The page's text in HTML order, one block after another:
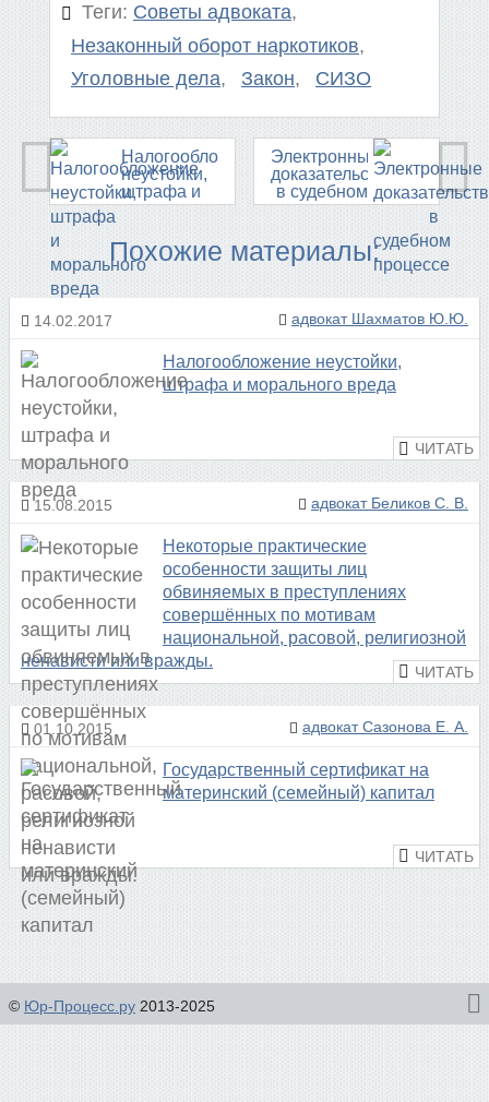
советы адвоката
незаконный оборот наркотиков
уголовные дела
закон СИЗО
Налогообложение
неустойки,
штрафа и
морального
Электронные
доказательства
в судебном
процессе
Похожие материалы:
14.02.2017 адвокат Шахматов Ю.Ю.
Налогообложение неустойки,
штрафа и морального вреда
15.08.2015 адвокат Беликов С. В.
Некоторые практические
особенности защиты лиц
обвиняемых в преступлениях
совершённых по мотивам
национальной, расовой, религиозной
ненависти или вражды.
01.10.2015 адвокат Сазонова Е. А.
Государственный сертификат на
материнский (семейный) капитал
© Юр-Процесс.ру 2013-2025